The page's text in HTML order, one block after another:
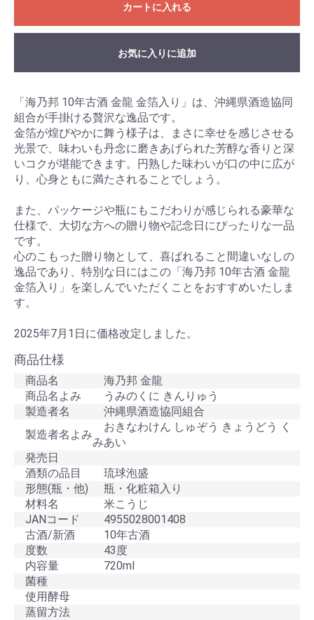
カートに入れる
お気に入りに追加
「海乃邦 10年古酒 金龍 金箔入り」は、沖縄県酒造協同
組合が手掛ける贅沢な逸品です。
金箔が煌びやかに舞う様子は、まさに幸せを感じさせる
光景で、味わいも丹念に磨きあげられた芳醇な香りと深
いコクが堪能できます。円熟した味わいが口の中に広が
り、心身ともに満たされることでしょう。
また、パッケージや瓶にもこだわりが感じられる豪華な
仕様で、大切な方への贈り物や記念日にぴったりな一品
です。
心のこもった贈り物として、喜ばれること間違いなしの
逸品であり、特別な日にはこの「海乃邦 10年古酒 金龍
金箔入り」を楽しんでいただくことをおすすめいたしま
す。
2025年7月1日に価格改定しました。
商品仕様
商品名
海乃邦 金龍
商品名よみ
うみのくに きんりゅう
製造者名
沖縄県酒造協同組合
製造者名よみ
おきなわけん しゅぞう きょうどう く
みあい
発売日
酒類の品目
琉球泡盛
形態(瓶・他)
瓶・化粧箱入り
材料名
米こうじ
JANコード
4955028001408
古酒/新酒
10年古酒
度数
43度
内容量
720ml
菌種
使用酵母
蒸留方法